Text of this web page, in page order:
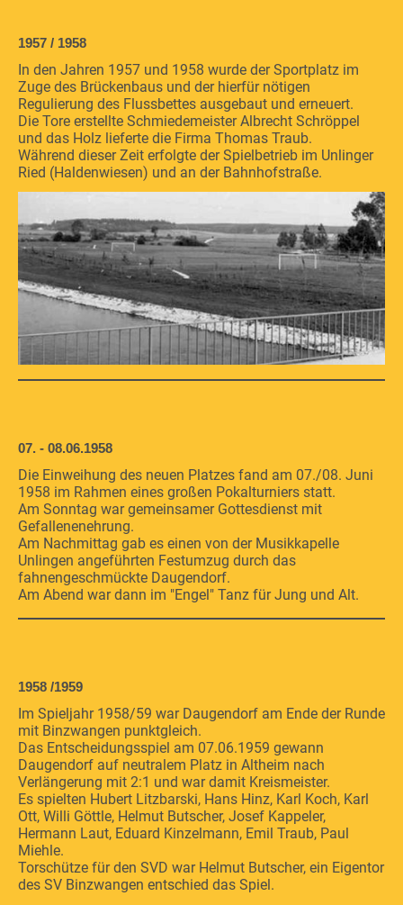
1957 / 1958
In den Jahren 1957 und 1958 wurde der Sportplatz im
Zuge des Brückenbaus und der hierfür nötigen
Regulierung des Flussbettes ausgebaut und erneuert.
Die Tore erstellte Schmiedemeister Albrecht Schröppel
und das Holz lieferte die Firma Thomas Traub.
Während dieser Zeit erfolgte der Spielbetrieb im Unlinger
Ried (Haldenwiesen) und an der Bahnhofstraße.
07. - 08.06.1958
Die Einweihung des neuen Platzes fand am 07./08. Juni
1958 im Rahmen eines großen Pokalturniers statt.
Am Sonntag war gemeinsamer Gottesdienst mit
Gefallenenehrung.
Am Nachmittag gab es einen von der Musikkapelle
Unlingen angeführten Festumzug durch das
fahnengeschmückte Daugendorf.
Am Abend war dann im "Engel" Tanz für Jung und Alt.
1958 /1959
Im Spieljahr 1958/59 war Daugendorf am Ende der Runde
mit Binzwangen punktgleich.
Das Entscheidungsspiel am 07.06.1959 gewann
Daugendorf auf neutralem Platz in Altheim nach
Verlängerung mit 2:1 und war damit Kreismeister.
Es spielten Hubert Litzbarski, Hans Hinz, Karl Koch, Karl
Ott, Willi Göttle, Helmut Butscher, Josef Kappeler,
Hermann Laut, Eduard Kinzelmann, Emil Traub, Paul
Miehle.
Torschütze für den SVD war Helmut Butscher, ein Eigentor
des SV Binzwangen entschied das Spiel.